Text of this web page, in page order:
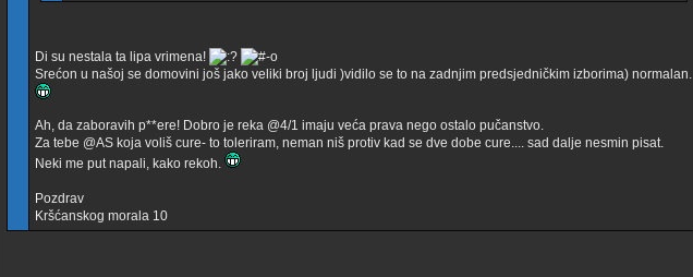
Di su nestala ta lipa vrimena!
Srećon u našoj se domovini još jako veliki broj ljudi )vidilo se to na zadnjim predsjedničkim izborima) normalan.
Ah, da zaboravih p**ere! Dobro je reka @4/1 imaju veća prava nego ostalo pučanstvo.
Za tebe @AS koja voliš cure- to toleriram, neman niš protiv kad se dve dobe cure.... sad dalje nesmin pisat.
Neki me put napali, kako rekoh.
Pozdrav
Kršćanskog morala 10